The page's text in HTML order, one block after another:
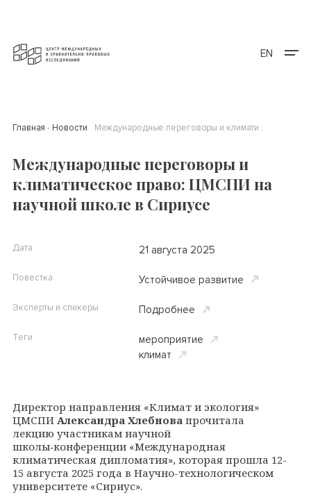
EN
Главная Новости Международные переговоры и климатическое право: ЦМСПИ на научной школе в Сириусе
Международные переговоры и
климатическое право: ЦМСПИ на
научной школе в Сириусе
Директор направления «Климат и экология»
ЦМСПИ Александра Хлебнова прочитала
лекцию участникам научной
школы‑конференции «Международная
климатическая дипломатия», которая прошла 12-
15 августа 2025 года в Научно-технологическом
университете «Сириус».
Дата 21 августа 2025
Повестка Устойчивое развитие
Эксперты и спикеры Подробнее
Теги
мероприятие
климат